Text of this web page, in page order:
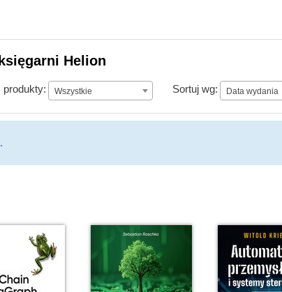
Helion
produkty: Wszystkie Sortuj wg: Data wydania
Data wydania